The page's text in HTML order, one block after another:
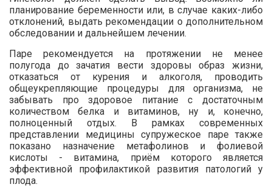
планирование беременности или, в случае каких-либо
отклонений, выдать рекомендации о дополнительном
обследовании и дальнейшем лечении.
Паре рекомендуется на протяжении не менее
полугода до зачатия вести здоровы образ жизни,
отказаться от курения и алкоголя, проводить
общеукрепляющие процедуры для организма, не
забывать про здоровое питание с достаточным
количеством белка и витаминов, ну и, конечно,
полноценный отдых. В рамках современных
представлении медицины супружеское паре также
показано назначение метафолинов и фолиевой
кислоты - витамина, приём которого является
эффективной профилактикой развития патологий у
плода.